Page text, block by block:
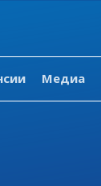
Медиа